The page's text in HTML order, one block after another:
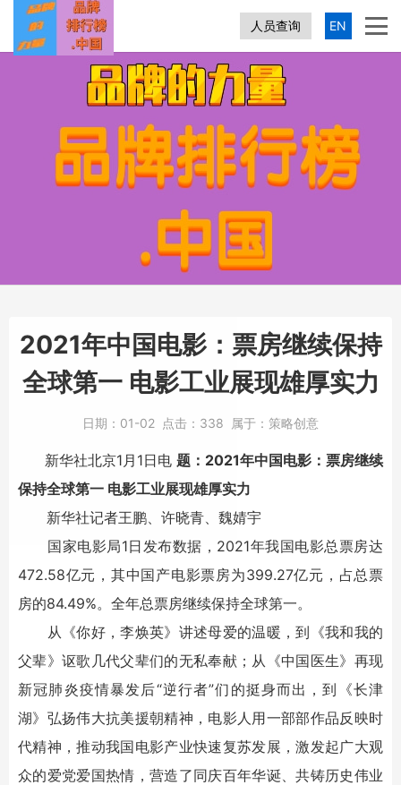
人员查询 EN
2021年中国电影：票房继续保持
全球第一 电影工业展现雄厚实力
日期： 01-02 点击： 338 属于： 策略创意
新华社北京1月1日电 题：2021年中国电影：票房继续
保持全球第一 电影工业展现雄厚实力
新华社记者王鹏、许晓青、魏婧宇
国家电影局1日发布数据，2021年我国电影总票房达
472.58亿元，其中国产电影票房为399.27亿元，占总票
房的84.49%。全年总票房继续保持全球第一。
从《你好，李焕英》讲述母爱的温暖，到《我和我的
父辈》讴歌几代父辈们的无私奉献；从《中国医生》再现
新冠肺炎疫情暴发后“逆行者”们的挺身而出，到《长津
湖》弘扬伟大抗美援朝精神，电影人用一部部作品反映时
代精神，推动我国电影产业快速复苏发展，激发起广大观
众的爱党爱国热情，营造了同庆百年华诞、共铸历史伟业